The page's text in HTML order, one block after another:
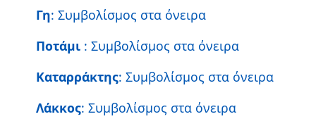
Γη: Συμβολίσμος στα όνειρα
Ποτάμι : Συμβολίσμος στα όνειρα
Καταρράκτης: Συμβολίσμος στα όνειρα
Λάκκος: Συμβολίσμος στα όνειρα